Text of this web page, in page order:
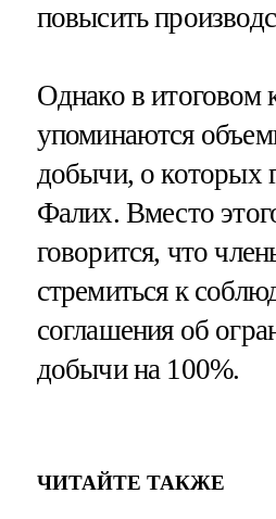
повысить
Однако в итоговом
упоминаются
добычи, о которых
Фалих. Вместо
говорится, что
стремиться к
соглашения об
добычи на 100%.
ЧИТАЙТЕ ТАКЖЕ